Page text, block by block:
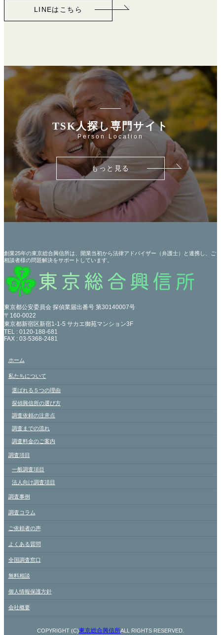
LINEはこちら
TSK人探し専門サイト
Person Location
もっと見る
創業25年の東京総合興信所は、開業当初から法律アドバイザー（弁護士）と連携し、ご
相談者様の問題解決をサポートしています。
東京都公安委員会 探偵業届出番号 第30140007号
〒160-0022
東京都新宿区新宿1-1-5 サカエ御苑マンション3F
TEL : 0120-188-681
FAX : 03-5368-2481
ホーム
私たちについて
選ばれる５つの理由
探偵興信所の選び方
調査依頼の注意点
調査までの流れ
調査料金のご案内
調査項目
一般調査項目
法人向け調査項目
調査事例
調査コラム
ご依頼者の声
よくある質問
全国調査窓口
無料相談
個人情報保護方針
会社概要
COPYRIGHT (C)東京総合興信所ALL RIGHTS RESERVED.